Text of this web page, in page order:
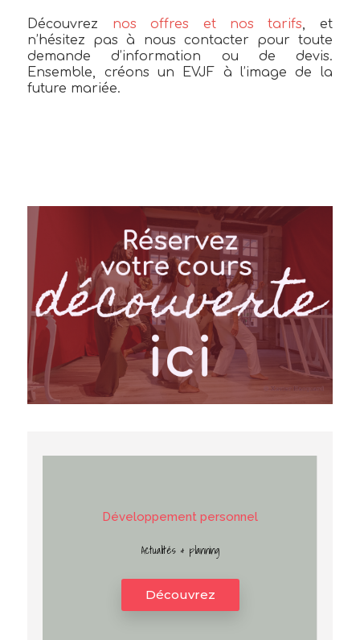
Découvrez nos offres et nos tarifs, et
n’hésitez pas à nous contacter pour toute
demande d’information ou de devis.
Ensemble, créons un EVJF à l’image de la
future mariée.
Développement personnel
Actualités & planning
Découvrez